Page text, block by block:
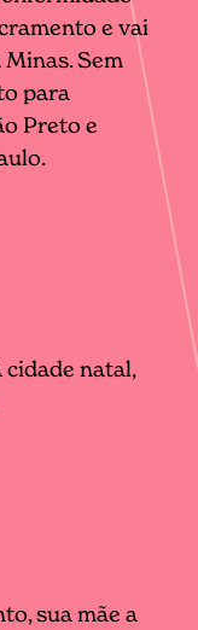
e vai
Sem
para
Preto e
natal,
sua mãe a